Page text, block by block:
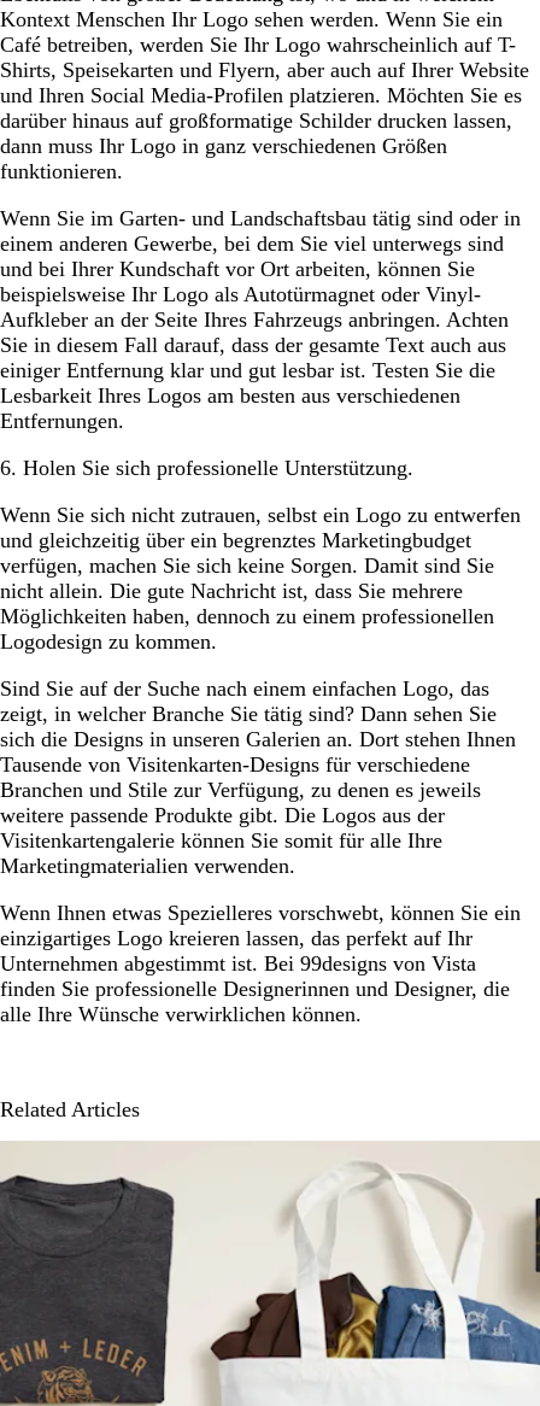
Kontext Menschen Ihr Logo sehen werden. Wenn Sie ein
Café betreiben, werden Sie Ihr Logo wahrscheinlich auf T-
Shirts, Speisekarten und Flyern, aber auch auf Ihrer Website
und Ihren Social Media-Profilen platzieren. Möchten Sie es
darüber hinaus auf großformatige Schilder drucken lassen,
dann muss Ihr Logo in ganz verschiedenen Größen
funktionieren.
Wenn Sie im Garten- und Landschaftsbau tätig sind oder in
einem anderen Gewerbe, bei dem Sie viel unterwegs sind
und bei Ihrer Kundschaft vor Ort arbeiten, können Sie
beispielsweise Ihr Logo als Autotürmagnet oder Vinyl-
Aufkleber an der Seite Ihres Fahrzeugs anbringen. Achten
Sie in diesem Fall darauf, dass der gesamte Text auch aus
einiger Entfernung klar und gut lesbar ist. Testen Sie die
Lesbarkeit Ihres Logos am besten aus verschiedenen
Entfernungen.
6. Holen Sie sich professionelle Unterstützung.
Wenn Sie sich nicht zutrauen, selbst ein Logo zu entwerfen
und gleichzeitig über ein begrenztes Marketingbudget
verfügen, machen Sie sich keine Sorgen. Damit sind Sie
nicht allein. Die gute Nachricht ist, dass Sie mehrere
Möglichkeiten haben, dennoch zu einem professionellen
Logodesign zu kommen.
Sind Sie auf der Suche nach einem einfachen Logo, das
zeigt, in welcher Branche Sie tätig sind? Dann sehen Sie
sich die Designs in unseren Galerien an. Dort stehen Ihnen
Tausende von Visitenkarten-Designs für verschiedene
Branchen und Stile zur Verfügung, zu denen es jeweils
weitere passende Produkte gibt. Die Logos aus der
Visitenkartengalerie können Sie somit für alle Ihre
Marketingmaterialien verwenden.
Wenn Ihnen etwas Spezielleres vorschwebt, können Sie ein
einzigartiges Logo kreieren lassen, das perfekt auf Ihr
Unternehmen abgestimmt ist. Bei 99designs von Vista
finden Sie professionelle Designerinnen und Designer, die
alle Ihre Wünsche verwirklichen können.
Related Articles